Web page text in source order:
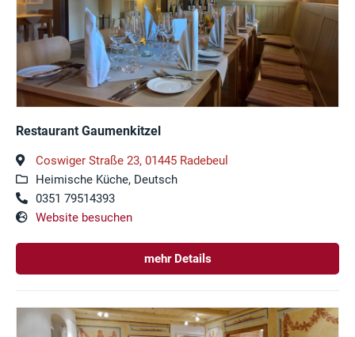
Restaurant Gaumenkitzel
Coswiger Straße 23, 01445 Radebeul
Heimische Küche, Deutsch
0351 79514393
Website besuchen
mehr Details